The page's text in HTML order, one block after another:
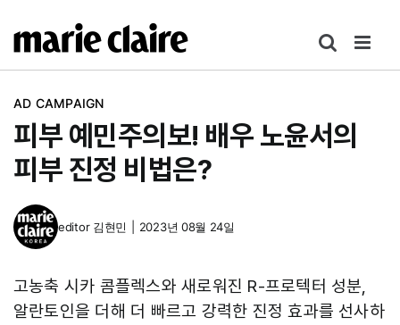
텐
건AD CAMPAIGN
피부 예민주의보! 배우 노윤서의
피부 진정 비법은?
editor 김현민 2023년 08월 24일
고농축 시카 콤플렉스와 새로워진 R-프로텍터 성분,
알란토인을 더해 더 빠르고 강력한 진정 효과를 선사하